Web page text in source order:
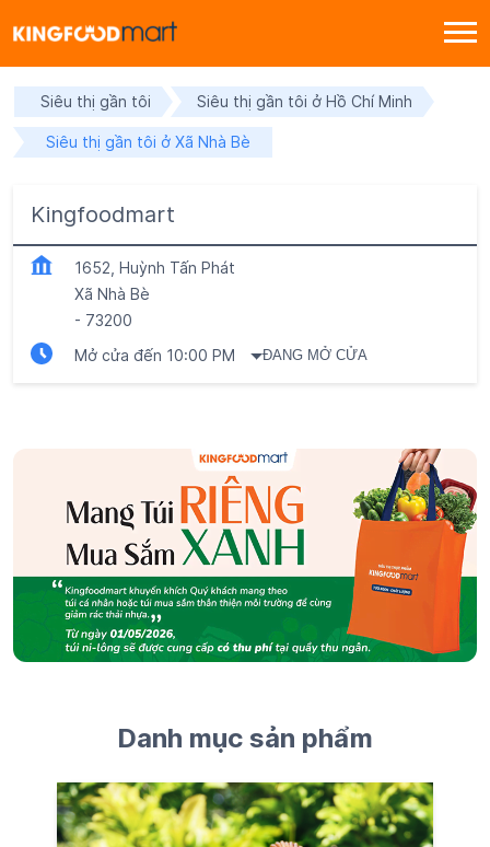
Siêu thị gần tôi Siêu thị gần tôi ở Hồ Chí Minh
Siêu thị gần tôi ở Xã Nhà Bè
Kingfoodmart
1652, Huỳnh Tấn Phát
Xã Nhà Bè
- 73200
Mở cửa đến 10:00 PM
ĐANG MỞ CỬA
Danh mục sản phẩm